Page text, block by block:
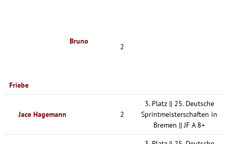
Bruno
Friebe
2
Jace Hagemann 2
3. Platz || 25. Deutsche
Sprintmeisterschaften in
Bremen || JF A 8+